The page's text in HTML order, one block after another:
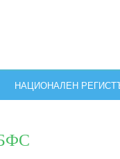
НАЦИОНАЛЕН